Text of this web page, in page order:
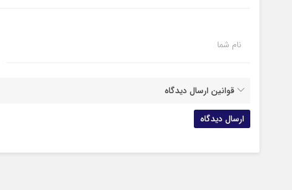
نام شما
قوانین ارسال دیدگاه